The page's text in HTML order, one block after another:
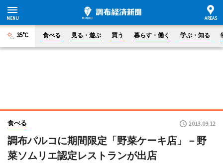
35°C 食べる 見る・遊ぶ 買う 暮らす・働く 学ぶ・知る
食べる 2013.09.12
調布パルコに期間限定「野菜ケーキ店」－野
菜ソムリエ認定レストランが出店